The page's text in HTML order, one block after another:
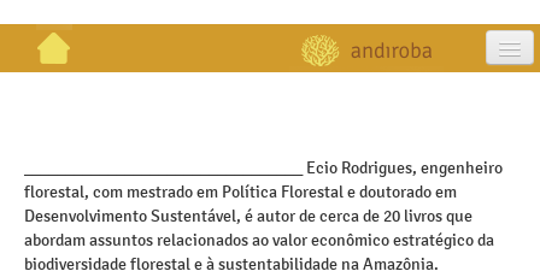
publicações
galeria
_________________________________ Ecio Rodrigues, engenheiro
florestal, com mestrado em Política Florestal e doutorado em
Desenvolvimento Sustentável, é autor de cerca de 20 livros que
abordam assuntos relacionados ao valor econômico estratégico da
biodiversidade florestal e à sustentabilidade na Amazônia.